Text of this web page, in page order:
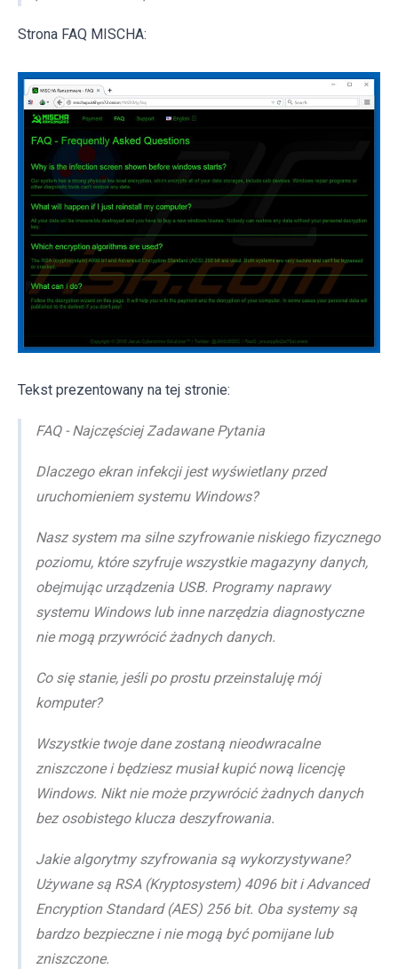
Strona FAQ MISCHA:
Tekst prezentowany na tej stronie:
FAQ - Najczęściej Zadawane Pytania
Dlaczego ekran infekcji jest wyświetlany przed
uruchomieniem systemu Windows?
Nasz system ma silne szyfrowanie niskiego fizycznego
poziomu, które szyfruje wszystkie magazyny danych,
obejmując urządzenia USB. Programy naprawy
systemu Windows lub inne narzędzia diagnostyczne
nie mogą przywrócić żadnych danych.
Co się stanie, jeśli po prostu przeinstaluję mój
komputer?
Wszystkie twoje dane zostaną nieodwracalne
zniszczone i będziesz musiał kupić nową licencję
Windows. Nikt nie może przywrócić żadnych danych
bez osobistego klucza deszyfrowania.
Jakie algorytmy szyfrowania są wykorzystywane?
Używane są RSA (Kryptosystem) 4096 bit i Advanced
Encryption Standard (AES) 256 bit. Oba systemy są
bardzo bezpieczne i nie mogą być pomijane lub
zniszczone.